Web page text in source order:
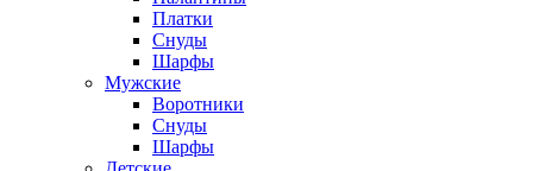
Платки
Снуды
Шарфы
Мужские
Воротники
Снуды
Шарфы